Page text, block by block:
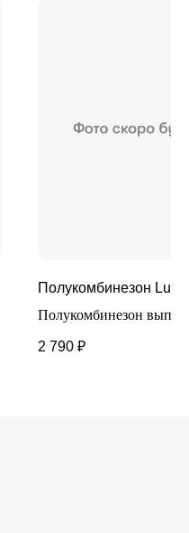
Полукомбинезон
Полукомбинезон
Температурный режим
2 790 ₽